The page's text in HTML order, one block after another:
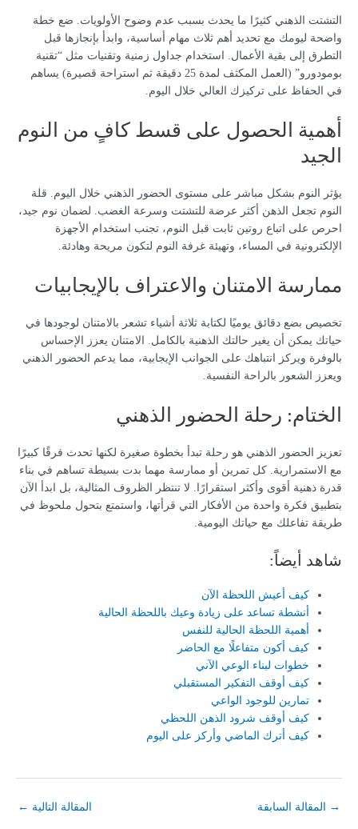
التشتت الذهني كثيرًا ما يحدث بسبب عدم وضوح الأولويات. ضع خطة
واضحة ليومك مع تحديد أهم ثلاث مهام أساسية، وابدأ بإنجازها قبل
التطرق إلى بقية الأعمال. استخدام جداول زمنية وتقنيات مثل “تقنية
بومودورو” (العمل المكثف لمدة 25 دقيقة ثم استراحة قصيرة) يساهم
في الحفاظ على تركيزك العالي خلال اليوم.
أهمية الحصول على قسط كافٍ من النوم
الجيد
يؤثر النوم بشكل مباشر على مستوى الحضور الذهني خلال اليوم. قلة
النوم تجعل الذهن أكثر عرضة للتشتت وسرعة الغضب. لضمان نوم جيد،
احرص على اتباع روتين ثابت قبل النوم، تجنب استخدام الأجهزة
الإلكترونية في المساء، وتهيئة غرفة النوم لتكون مريحة وهادئة.
ممارسة الامتنان والاعتراف بالإيجابيات
تخصيص بضع دقائق يوميًا لكتابة ثلاثة أشياء تشعر بالامتنان لوجودها في
حياتك يمكن أن يغير حالتك الذهنية بالكامل. الامتنان يعزز الإحساس
بالوفرة ويركز انتباهك على الجوانب الإيجابية، مما يدعم الحضور الذهني
ويعزز الشعور بالراحة النفسية.
الختام: رحلة الحضور الذهني
تعزيز الحضور الذهني هو رحلة تبدأ بخطوة صغيرة لكنها تحدث فرقًا كبيرًا
مع الاستمرارية. كل تمرين أو ممارسة مهما بدت بسيطة تساهم في بناء
قدرة ذهنية أقوى وأكثر استقرارًا. لا تنتظر الظروف المثالية، بل ابدأ الآن
بتطبيق فكرة واحدة من الأفكار التي قرأتها، واستمتع بتحول ملحوظ في
طريقة تفاعلك مع حياتك اليومية.
شاهد أيضاً:
كيف أعيش اللحظة الآن
أنشطة تساعد على زيادة وعيك باللحظة الحالية
أهمية اللحظة الحالية للنفس
كيف أكون متفاعلًا مع الحاضر
خطوات لبناء الوعي الآني
كيف أوقف التفكير المستقبلي
تمارين للوجود الواعي
كيف أوقف شرود الذهن اللحظي
كيف أترك الماضي وأركز على اليوم
→ المقالة السابقة المقالة التالية ←